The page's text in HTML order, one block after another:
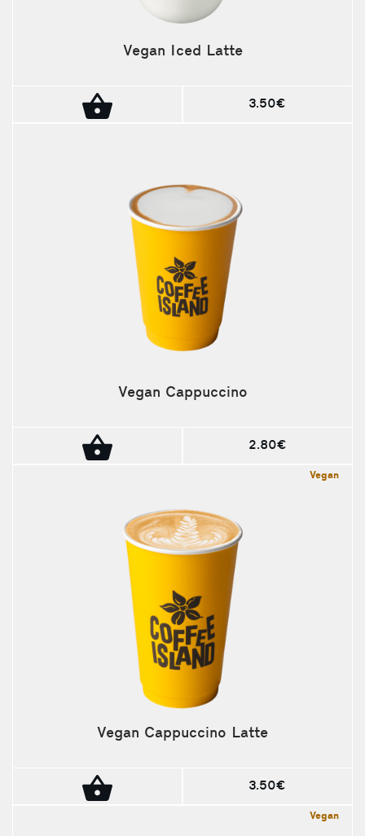
Vegan Iced Latte
3.50€
Vegan Cappuccino
2.80€
Vegan
Vegan Cappuccino Latte
3.50€
Vegan